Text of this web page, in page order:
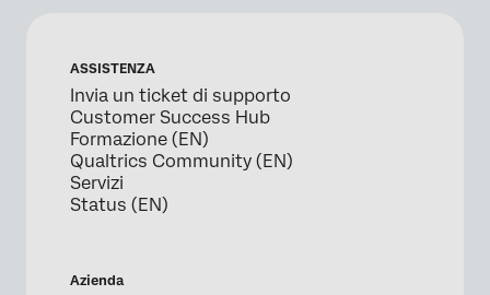
ASSISTENZA
Invia un ticket di supporto
Customer Success Hub
Formazione (EN)
Qualtrics Community (EN)
Servizi
Status (EN)
Azienda